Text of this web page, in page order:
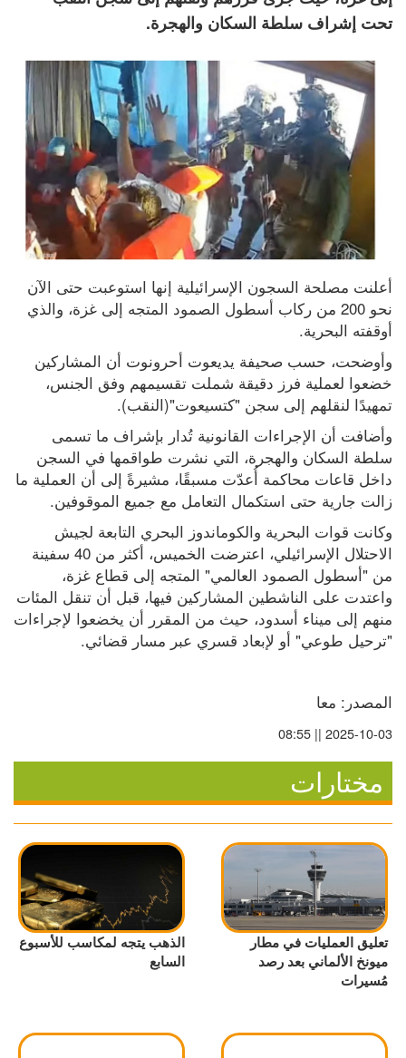
تحت إشراف سلطة السكان والهجرة.
أوقفته البحرية.
تمهيدًا لنقلهم إلى سجن "كتسيعوت"(النقب).
زالت جارية حتى استكمال التعامل مع جميع الموقوفين.
"ترحيل طوعي" أو لإبعاد قسري عبر مسار قضائي.
المصدر: معا
2025-10-03 || 08:55
مختارات
تعليق العمليات في مطار
ميونخ الألماني بعد رصد
مُسيرات
الذهب يتجه لمكاسب للأسبوع
السابع